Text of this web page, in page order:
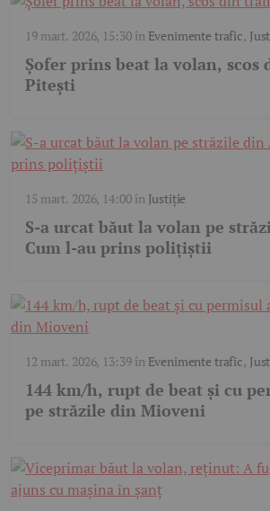
19 mart. 2026, 15:30în Evenimente trafic,
Șofer prins beat la volan, scos
Pitești
15 mart. 2026, 14:00în Justiție
S-a urcat băut la volan pe
Cum l-au prins polițiștii
12 mart. 2026, 13:39în Evenimente trafic,
144 km/h, rupt de beat și cu
pe străzile din Mioveni